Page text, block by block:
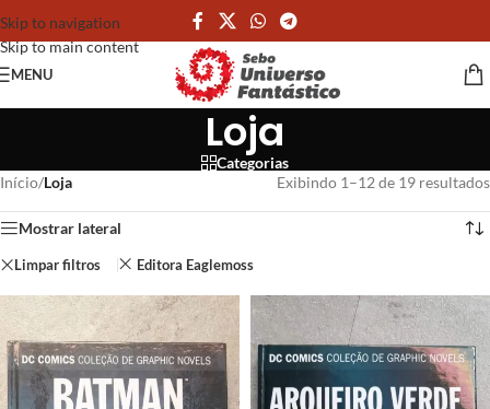
Skip to navigation
Skip to main content
MENU
Loja
Categorias
Início/Loja Exibindo 1–12 de 19 resultados
Mostrar lateral
Limpar filtros Editora Eaglemoss